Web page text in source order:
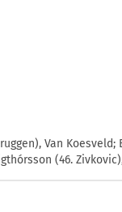
Van Koesveld;
(46.